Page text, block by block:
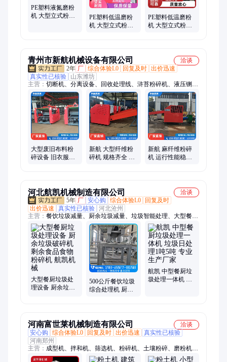
PE塑料液氮磨粉
机 大型立式粉碎
PE塑料低温磨粉
机 大型立式粉碎
PE塑料低温磨粉
机 大型立式粉碎
青州市新航机械设备有限公司
洽谈
2年 厂 综合体验L0 回复及时 出价迅速
真实性已核验
山东潍坊
主营： 切断机、分离设备、回收处理线、浒苔粉碎机、液压铡刀
机、玻纤布打散机、木浆纸板切块机
大型废旧布料粉
碎设备 旧衣服破
新航 大型纤维粉
碎机 规格齐全 调
新航 麻纤维粉碎
机 运行性能稳定
河北航凯机械制造有限公司
洽谈
5年 厂 安心购 综合体验L0
回复及时
出价迅速
真实性已核验 河北沧州
主营： 餐饮垃圾减量、厨余垃圾减量、垃圾智能处理、大型餐厨
垃圾处理设备、餐厨垃圾处理设备、餐厨垃圾处理、餐厨垃圾无
害化处理设备
大型餐厨垃圾处
理设备 厨余垃圾
500公斤餐饮垃圾
综合处理机 厨余
航凯 中型餐厨垃
圾处理一体机 垃
河南富世莱机械制造有限公司
洽谈
安心购
综合体验L0 回复及时 出价迅速
真实性已核验
河南郑州
主营： 成型机、拌和机、筛选机、粉碎机、土壤粉碎、磨粉机、
加粉机、造粒机、粉土机、细粉机、湿粘物料、石灰石粉、土豆